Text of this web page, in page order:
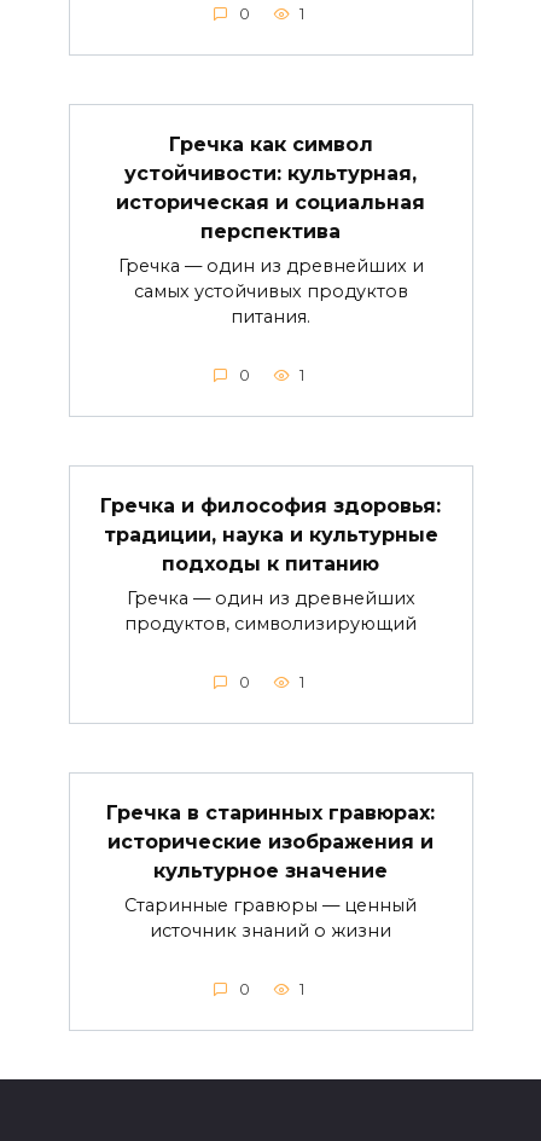
0 1
Гречка как символ
устойчивости: культурная,
историческая и социальная
перспектива
Гречка — один из древнейших и
самых устойчивых продуктов
питания.
0 1
Гречка и философия здоровья:
традиции, наука и культурные
подходы к питанию
Гречка — один из древнейших
продуктов, символизирующий
0 1
Гречка в старинных гравюрах:
исторические изображения и
культурное значение
Старинные гравюры — ценный
источник знаний о жизни
0 1